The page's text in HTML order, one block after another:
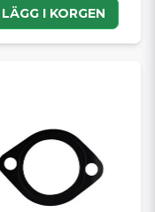
LÄGG I KORGEN